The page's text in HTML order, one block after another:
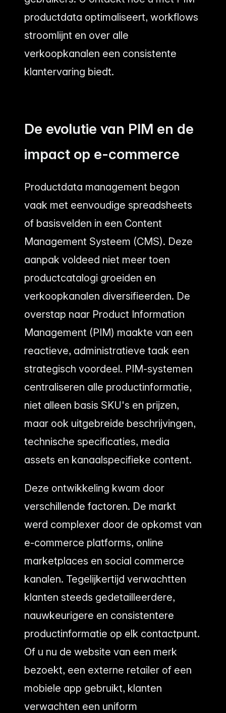
productdata optimaliseert, workflows
stroomlijnt en over alle
verkoopkanalen een consistente
klantervaring biedt.
De evolutie van PIM en de
impact op e-commerce
Productdata management begon
vaak met eenvoudige spreadsheets
of basisvelden in een Content
Management Systeem (CMS). Deze
aanpak voldeed niet meer toen
productcatalogi groeiden en
verkoopkanalen diversifieerden. De
overstap naar Product Information
Management (PIM) maakte van een
reactieve, administratieve taak een
strategisch voordeel. PIM-systemen
centraliseren alle productinformatie,
niet alleen basis SKU's en prijzen,
maar ook uitgebreide beschrijvingen,
technische specificaties, media
assets en kanaalspecifieke content.
Deze ontwikkeling kwam door
verschillende factoren. De markt
werd complexer door de opkomst van
e-commerce platforms, online
marketplaces en social commerce
kanalen. Tegelijkertijd verwachtten
klanten steeds gedetailleerdere,
nauwkeurigere en consistentere
productinformatie op elk contactpunt.
Of u nu de website van een merk
bezoekt, een externe retailer of een
mobiele app gebruikt, klanten
verwachten een uniform